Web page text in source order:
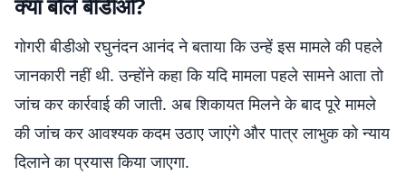
गोगरी बीडीओ रघुनंदन आनंद ने बताया कि उन्हें इस मामले की पहले
जानकारी नहीं थी. उन्होंने कहा कि यदि मामला पहले सामने आता तो
जांच कर कार्रवाई की जाती. अब शिकायत मिलने के बाद पूरे मामले
की जांच कर आवश्यक कदम उठाए जाएंगे और पात्र लाभुक को न्याय
दिलाने का प्रयास किया जाएगा.